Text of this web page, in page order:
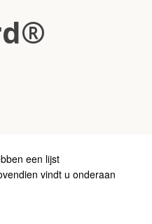
een lijst
vindt u onderaan